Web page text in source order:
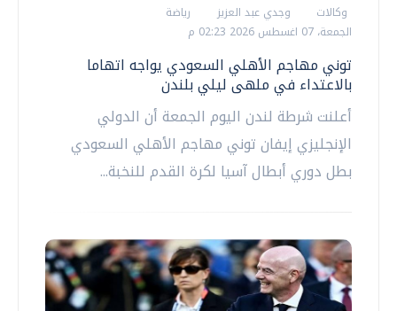
وكالات وجدي عبد العزيز
رياضة
الجمعة، 07 اغسطس 2026 02:23 م
توني مهاجم الأهلي السعودي يواجه اتهاما
بالاعتداء في ملهى ليلي بلندن
أعلنت شرطة لندن اليوم الجمعة أن الدولي
الإنجليزي إيفان ‌توني مهاجم الأهلي السعودي
بطل دوري أبطال آسيا لكرة القدم للنخبة...